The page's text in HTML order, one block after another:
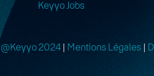
Keyyo Jobs
@Keyyo 2024 | Mentions Légales |